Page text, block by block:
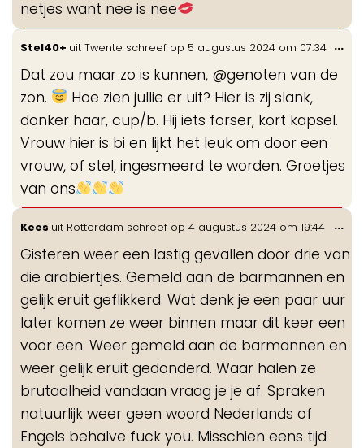
netjes want nee is nee
Stel40+ uit Twente schreef op 5 augustus 2024 om 07:34
Dat zou maar zo is kunnen, @genoten van de
zon.
Hoe zien jullie er uit? Hier is zij slank,
donker haar, cup/b. Hij iets forser, kort kapsel.
Vrouw hier is bi en lijkt het leuk om door een
vrouw, of stel, ingesmeerd te worden. Groetjes
van ons
...
Kees uit Rotterdam schreef op 4 augustus 2024 om 19:44
Gisteren weer een lastig gevallen door drie van
die arabiertjes. Gemeld aan de barmannen en
gelijk eruit geflikkerd. Wat denk je een paar uur
later komen ze weer binnen maar dit keer een
voor een. Weer gemeld aan de barmannen en
weer gelijk eruit gedonderd. Waar halen ze
brutaalheid vandaan vraag je je af. Spraken
natuurlijk weer geen woord Nederlands of
Engels behalve fuck you. Misschien eens tijd
...